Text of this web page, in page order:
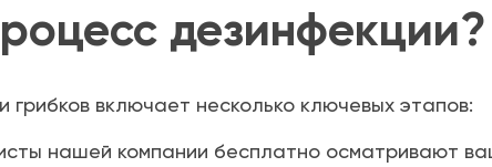
дезинфекции?
включает несколько ключевых этапов:
нашей компании бесплатно осматривают